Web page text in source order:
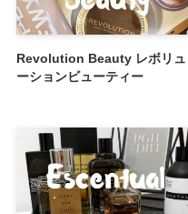
Revolution Beauty レボリュ
ーションビューティー